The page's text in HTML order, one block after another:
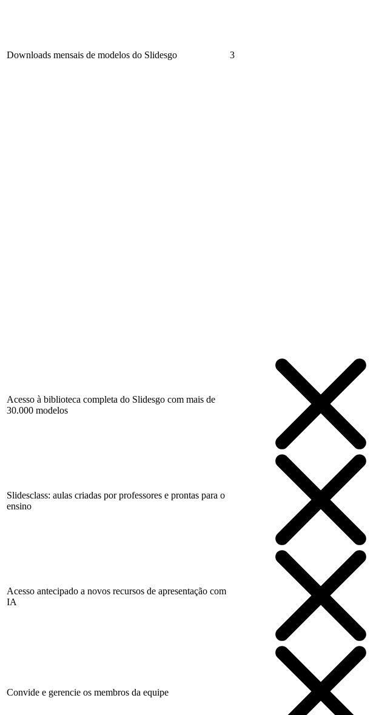
Downloads mensais de modelos do Slidesgo 3
Acesso à biblioteca completa do Slidesgo com mais de
30.000 modelos
Slidesclass: aulas criadas por professores e prontas para o
ensino
Acesso antecipado a novos recursos de apresentação com
IA
Convide e gerencie os membros da equipe